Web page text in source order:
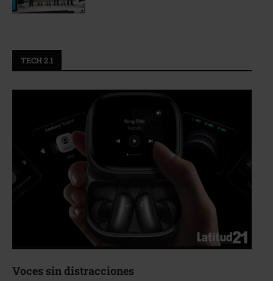
TECH 2.1
Voces sin distracciones